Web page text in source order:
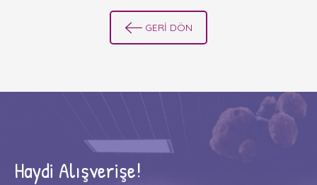
GERİ DÖN
Haydi Alışverişe!